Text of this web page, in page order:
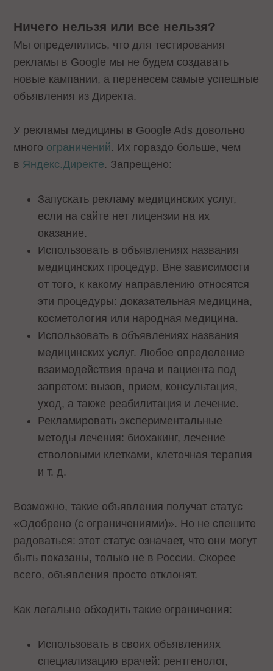
Ничего нельзя или все нельзя?
Мы определились, что для тестирования
рекламы в Google мы не будем создавать
новые кампании, а перенесем самые успешные
объявления из Директа.
У рекламы медицины в Google Ads довольно
много ограничений. Их гораздо больше, чем
в Яндекс.Директе. Запрещено:
Запускать рекламу медицинских услуг,
если на сайте нет лицензии на их
оказание.
Использовать в объявлениях названия
медицинских процедур. Вне зависимости
от того, к какому направлению относятся
эти процедуры: доказательная медицина,
косметология или народная медицина.
Использовать в объявлениях названия
медицинских услуг. Любое определение
взаимодействия врача и пациента под
запретом: вызов, прием, консультация,
уход, а также реабилитация и лечение.
Рекламировать экспериментальные
методы лечения: биохакинг, лечение
стволовыми клетками, клеточная терапия
и т. д.
Возможно, такие объявления получат статус
«Одобрено (с ограничениями)». Но не спешите
радоваться: этот статус означает, что они могут
быть показаны, только не в России. Скорее
всего, объявления просто отклонят.
Как легально обходить такие ограничения:
Использовать в своих объявлениях
специализацию врачей: рентгенолог,